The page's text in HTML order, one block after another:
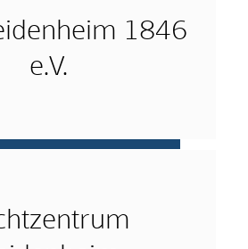
1846
e.V.